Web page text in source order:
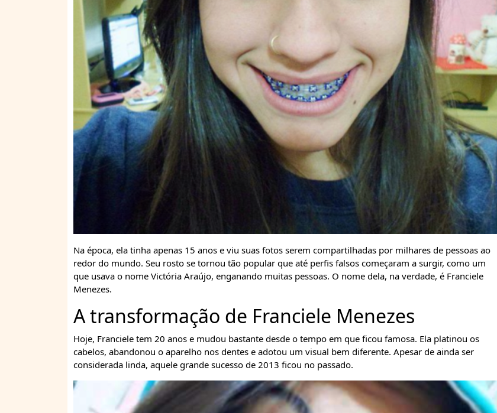
Na época, ela tinha apenas 15 anos e viu suas fotos serem compartilhadas por milhares de pessoas ao
redor do mundo. Seu rosto se tornou tão popular que até perfis falsos começaram a surgir, como um
que usava o nome Victória Araújo, enganando muitas pessoas. O nome dela, na verdade, é Franciele
Menezes.
A transformação de Franciele Menezes
Hoje, Franciele tem 20 anos e mudou bastante desde o tempo em que ficou famosa. Ela platinou os
cabelos, abandonou o aparelho nos dentes e adotou um visual bem diferente. Apesar de ainda ser
considerada linda, aquele grande sucesso de 2013 ficou no passado.